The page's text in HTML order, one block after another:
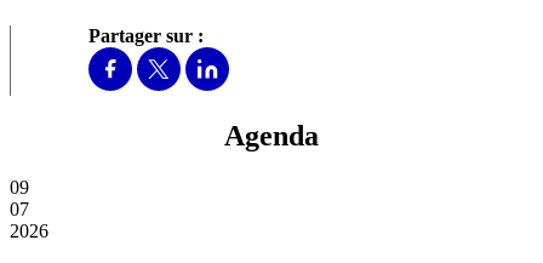
Partager sur :
Agenda
09
07
2026